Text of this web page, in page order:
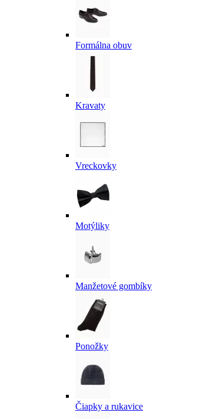
Formálna obuv
Kravaty
Vreckovky
Motýliky
Manžetové gombíky
Ponožky
Čiapky a rukavice